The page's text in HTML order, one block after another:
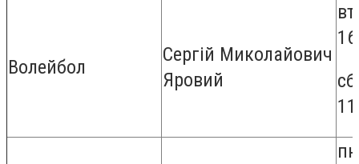
Волейбол
Сергій Миколайович
Яровий